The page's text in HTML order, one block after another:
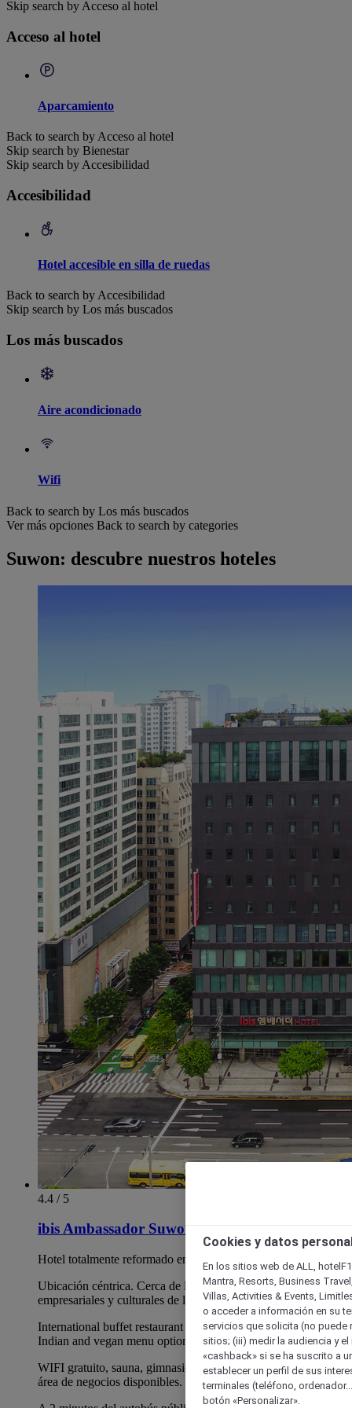
Skip search by Acceso al hotel
Acceso al hotel
Aparcamiento
Back to search by Acceso al hotel
Skip search by Bienestar
Skip search by Accesibilidad
Accesibilidad
Hotel accesible en silla de ruedas
Back to search by Accesibilidad
Skip search by Los más buscados
Los más buscados
Aire acondicionado
Wifi
Back to search by Los más buscados
Ver más opciones Back to search by categories
Suwon: descubre nuestros hoteles
4.4 / 5
ibis Ambassador Suwon
Hotel totalmente reformado en 2021.
Ubicación céntrica. Cerca de los principales núcleos
empresariales y culturales de la ciudad.
International buffet restaurant with private meeting rooms,
Indian and vegan menu options.
WIFI gratuito, sauna, gimnasio, tienda libre de impuestos y
área de negocios disponibles.
Cookies y datos
En los sitios web de ALL,
Mantra, Resorts, Business
Villas, Activities & Events,
o acceder a información en su
servicios que solicita (no puede
sitios; (iii) medir la audiencia y
«cashback» si se ha suscrito a
establecer un perfil de sus
terminales (teléfono,
botón «Personalizar».